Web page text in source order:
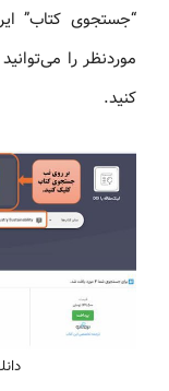
“جستجوی کتاب”
موردنظر را
کنید.